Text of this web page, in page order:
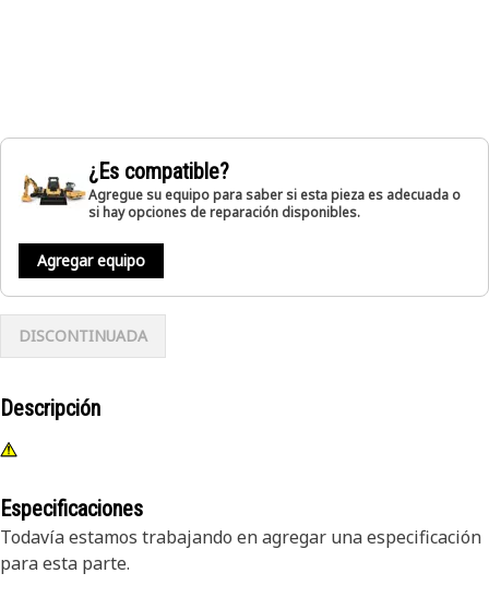
¿Es compatible?
Agregue su equipo para saber si esta pieza es adecuada o
si hay opciones de reparación disponibles.
Agregar equipo
DISCONTINUADA
Descripción
Especificaciones
Todavía estamos trabajando en agregar una especificación
para esta parte.